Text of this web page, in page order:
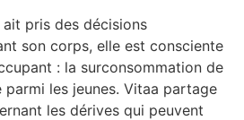
ait pris des décisions
son corps, elle est consciente
: la surconsommation de
les jeunes. Vitaa partage
les dérives qui peuvent